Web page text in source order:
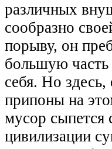
различных
сообразно
порыву, он
большую часть
себя. Но
припоны на
мусор сыпется
цивилизации